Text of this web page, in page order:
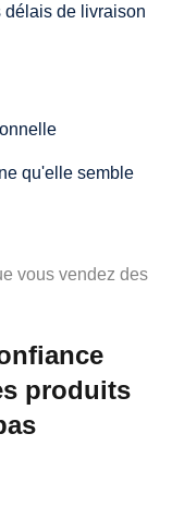
délais de livraison
qu'elle semble
lors de
pas
vous vendez des
produits